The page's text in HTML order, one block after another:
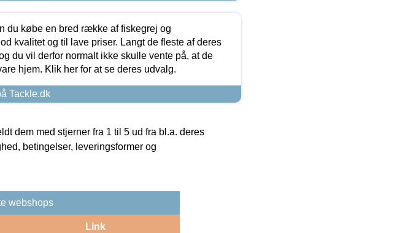
du købe en bred række af fiskegrej og
kvalitet og til lave priser. Langt de fleste af deres
du vil derfor normalt ikke skulle vente på, at de
hjem. Klik her for at se deres udvalg.
Tackle.dk
dem med stjerner fra 1 til 5 ud fra bl.a. deres
betingelser, leveringsformer og
webshops
Link